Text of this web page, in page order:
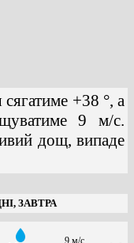
сягатиме +38 °, а
9 м/с.
дощ, випаде
ЗАВТРА
9 м/с